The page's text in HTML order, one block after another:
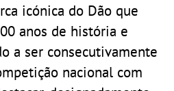
icónica do Dão que
anos de história e
a ser consecutivamente
nacional com